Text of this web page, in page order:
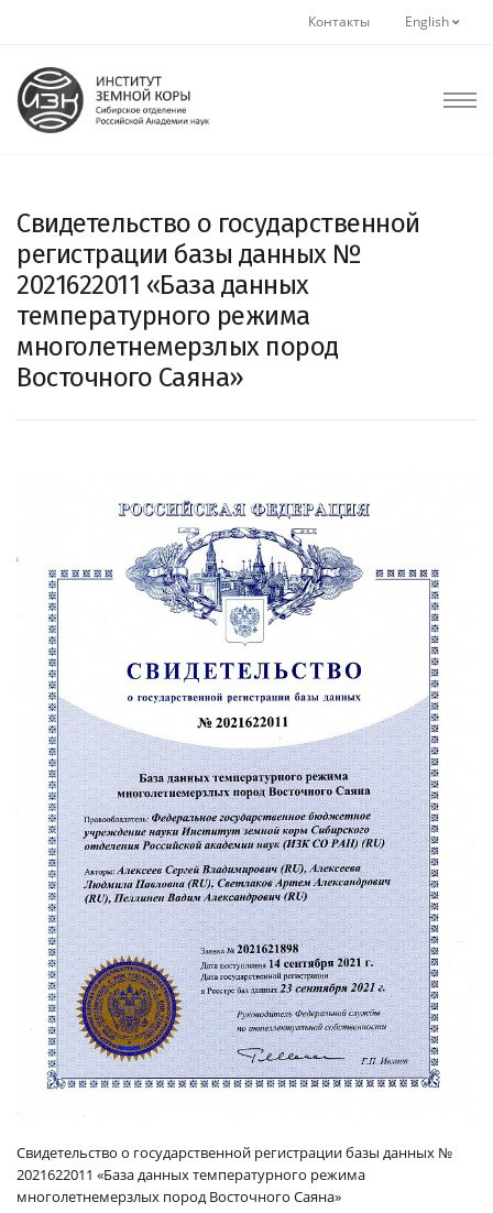
Контакты English
Свидетельство о государственной
регистрации базы данных №
2021622011 «База данных
температурного режима
многолетнемерзлых пород
Восточного Саяна»
Свидетельство о государственной регистрации базы данных №
2021622011 «База данных температурного режима
многолетнемерзлых пород Восточного Саяна»